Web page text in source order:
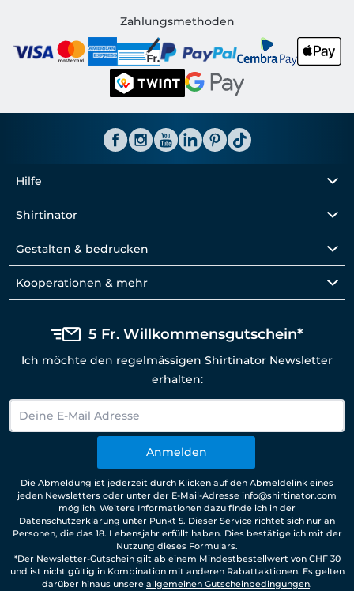
Shirtinator CH
Zahlungsmethoden
Hilfe
Shirtinator
Gestalten & bedrucken
Kooperationen & mehr
5 Fr. Willkommensgutschein*
Ich möchte den regelmässigen Shirtinator Newsletter
erhalten:
Anmelden
Die Abmeldung ist jederzeit durch Klicken auf den Abmeldelink eines
jeden Newsletters oder unter der E-Mail-Adresse info@shirtinator.com
möglich. Weitere Informationen dazu finde ich in der
Datenschutzerklärung unter Punkt 5. Dieser Service richtet sich nur an
Personen, die das 18. Lebensjahr erfüllt haben. Dies bestätige ich mit der
Nutzung dieses Formulars.
*Der Newsletter-Gutschein gilt ab einem Mindestbestellwert von CHF 30
und ist nicht gültig in Kombination mit anderen Rabattaktionen. Es gelten
darüber hinaus unsere allgemeinen Gutscheinbedingungen.